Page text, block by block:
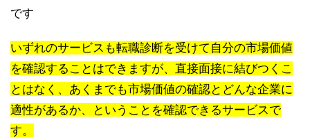
です
いずれのサービスも転職診断を受けて自分の市場価値
を確認することはできますが、直接面接に結びつくこ
とはなく、あくまでも市場価値の確認とどんな企業に
適性があるか、ということを確認できるサービスで
す。